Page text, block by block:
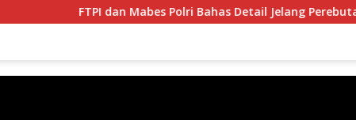
FTPI dan Mabes Polri Bahas Detail Jelang Perebutan Sabuk